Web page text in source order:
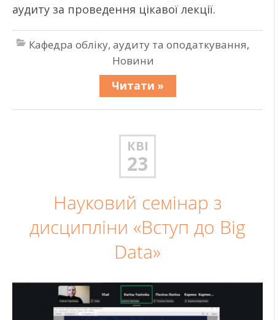
аудиту за проведення цікавої лекції.
Кафедра обліку, аудиту та оподаткування,
Новини
Читати »
КВІ
23
Науковий семінар з
дисципліни «Вступ до Big
Data»